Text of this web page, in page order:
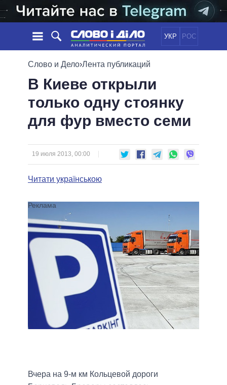
УКР РОС
НОВОСТИ
ЛЕНТА
СОБЫТИЯ
СТАТЬИ
МНЕНИЯ
ОБЗОРЫ
ПОЛИТИКА
ЭКОНОМИКА
ОБЩЕСТВО
ОБЕЩАНИЯ
ПОЛИТИКИ
ВСЕ ПОЛИТИКИ
ПРЕЗИДЕНТ И ОФИС
КАБИНЕТ МИНИСТРОВ
МЭРЫ
ВСЕ ПЕРСОНЫ
ИНФОГРАФИКА
ВИДЕО
ПОДДЕРЖАТЬ
Слово и Дело›Лента публикаций
В Киеве открыли
только одну стоянку
для фур вместо семи
19 июля 2013, 00:00
Читати українською
Вчера на 9-м км Кольцевой дороги